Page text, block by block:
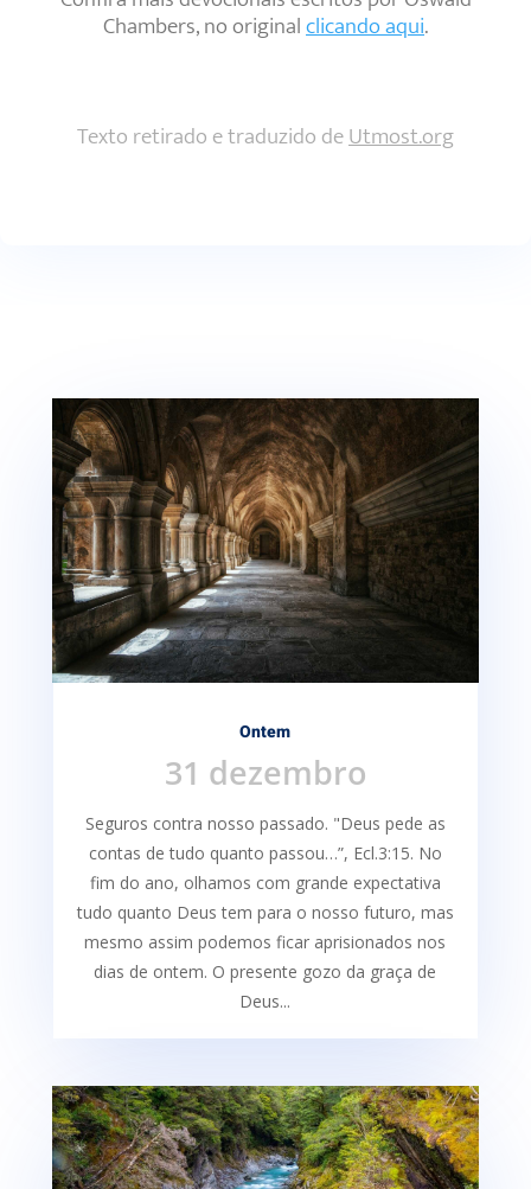
Chambers, no originalclicando aqui.
Texto retirado e traduzido deUtmost.org
Ontem
31 dezembro
Seguros contra nosso passado. "Deus pede as
contas de tudo quanto passou…”, Ecl.3:15. No
fim do ano, olhamos com grande expectativa
tudo quanto Deus tem para o nosso futuro, mas
mesmo assim podemos ficar aprisionados nos
dias de ontem. O presente gozo da graça de
Deus...